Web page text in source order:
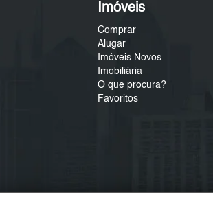
Imóveis
Comprar
Alugar
Imóveis Novos
Imobiliária
O que procura?
Favoritos